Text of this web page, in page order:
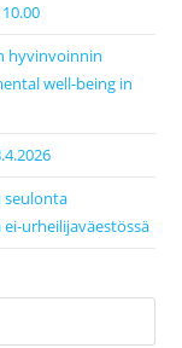
hyvinvoinnin
well-being in
seulonta
urheilijaväestössä